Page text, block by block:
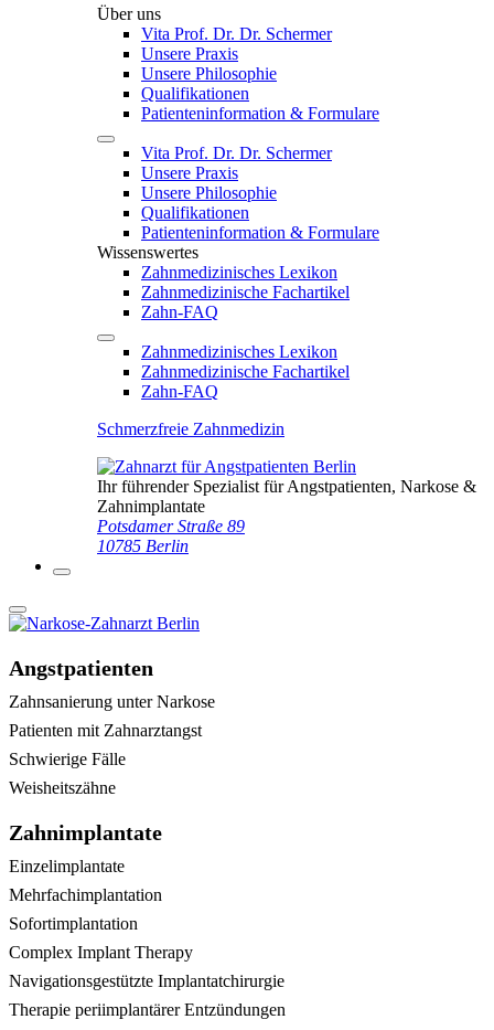
Über uns
Vita Prof. Dr. Dr. Schermer
Unsere Praxis
Unsere Philosophie
Qualifikationen
Patienten­information & Formulare
Vita Prof. Dr. Dr. Schermer
Unsere Praxis
Unsere Philosophie
Qualifikationen
Patienten­information & Formulare
Wissenswertes
Zahnmedizinisches Lexikon
Zahnmedizinische Fachartikel
Zahn-FAQ
Zahnmedizinisches Lexikon
Zahnmedizinische Fachartikel
Zahn-FAQ
Schmerzfreie Zahnmedizin
Ihr führender Spezialist für Angstpatienten, Narkose &
Zahnimplantate
Potsdamer Straße 89
10785 Berlin
Angstpatienten
Zahnsanierung unter Narkose
Patienten mit Zahnarztangst
Schwierige Fälle
Weisheitszähne
Zahnimplantate
Einzelimplantate
Mehrfachimplantation
Sofortimplantation
Complex Implant Therapy
Navigationsgestützte Implantatchirurgie
Therapie periimplantärer Entzündungen